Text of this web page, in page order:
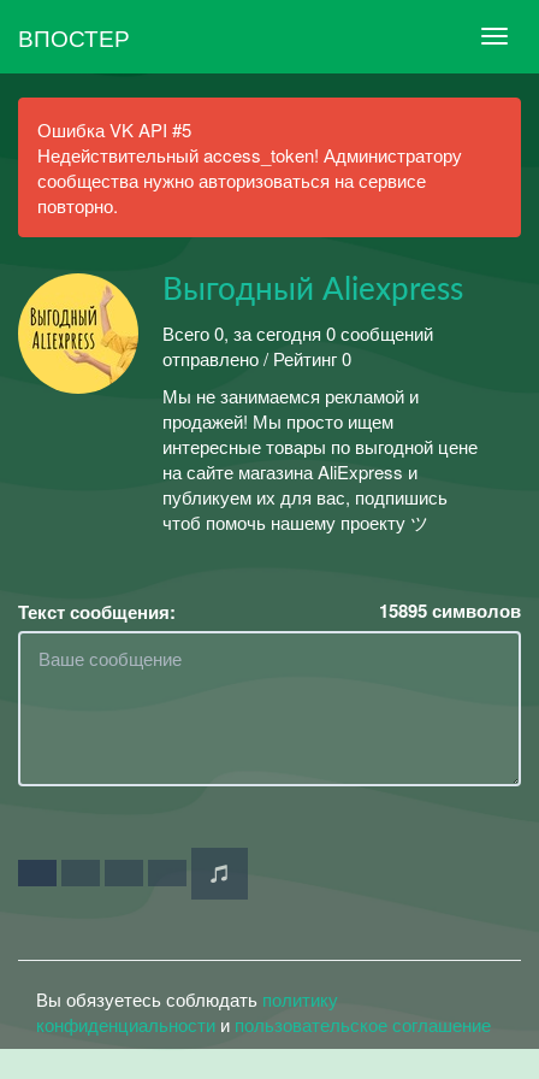
ВПОСТЕР
Ошибка VK API #5
Недействительный access_token! Администратору
сообщества нужно авторизоваться на сервисе
повторно.
Выгодный Aliexpress
Всего 0, за сегодня 0 сообщений
отправлено / Рейтинг 0
Мы не занимаемся рекламой и
продажей! Мы просто ищем
интересные товары по выгодной цене
на сайте магазина AliExpress и
публикуем их для вас, подпишись
чтоб помочь нашему проекту ツ
Текст сообщения: 15895символов
Вы обязуетесь соблюдать политику
конфиденциальности и пользовательское соглашение